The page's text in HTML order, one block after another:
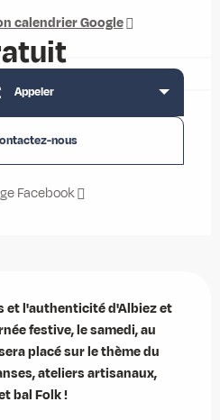
calendrier Google
Appeler
nous
Facebook
et l'authenticité d'Albiez et
festive, le samedi, au
placé sur le thème du
ateliers artisanaux,
bal Folk !